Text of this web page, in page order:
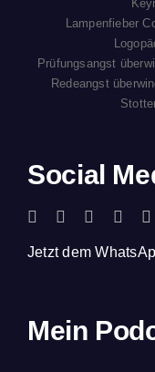
Social
Jetzt dem
Mein
Lampenfieber
Prüfungsangst
Redeangst